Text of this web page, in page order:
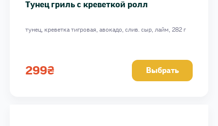
Пиканто с лососем ролл
Тунец гриль с креветкой ролл
тунец, креветка тигровая, авокадо, слив. сыр, лайм, 282 г
299₴ Выбрать